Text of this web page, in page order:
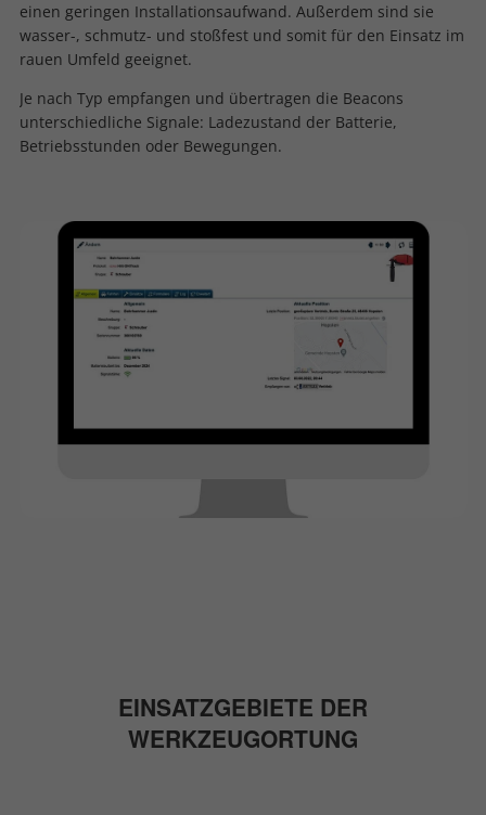
einen geringen Installationsaufwand. Außerdem sind sie
wasser-, schmutz- und stoßfest und somit für den Einsatz im
rauen Umfeld geeignet.
Je nach Typ empfangen und übertragen die Beacons
unterschiedliche Signale: Ladezustand der Batterie,
Betriebsstunden oder Bewegungen.
EINSATZGEBIETE DER
WERKZEUGORTUNG